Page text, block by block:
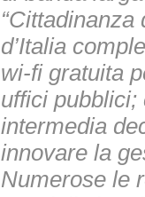
d’Italia
wi-fi gratuita
uffici pubblici;
intermedia
innovare la
Numerose le